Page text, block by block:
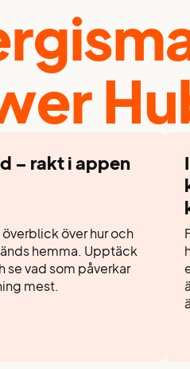
– rakt i appen
över hur och
hemma. Upptäck
se vad som påverkar
mest.